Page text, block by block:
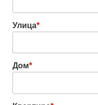
Улица*
Дом*